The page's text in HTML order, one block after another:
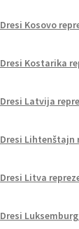
Dresi Kosovo
Dresi Kostarika
Dresi Latvija
Dresi Lihtenštajn
Dresi Litva
Dresi